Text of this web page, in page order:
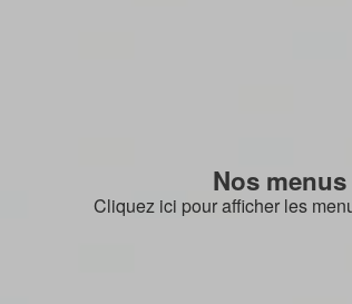
Nos menus
Cliquez ici pour afficher les